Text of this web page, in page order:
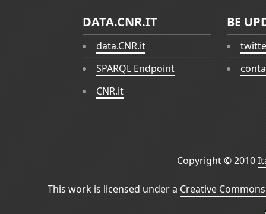
DATA.CNR.IT
data.CNR.it
SPARQL Endpoint
CNR.it
BE
Copyright © 2010
This work is licensed under a Creative